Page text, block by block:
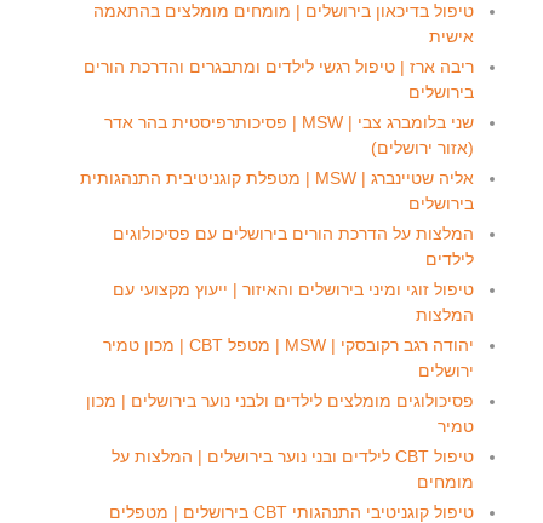
טיפול בדיכאון בירושלים | מומחים מומלצים בהתאמה
אישית
ריבה ארז | טיפול רגשי לילדים ומתבגרים והדרכת הורים
בירושלים
שני בלומברג צבי | MSW | פסיכותרפיסטית בהר אדר
(אזור ירושלים)
אליה שטיינברג | MSW | מטפלת קוגניטיבית התנהגותית
בירושלים
המלצות על הדרכת הורים בירושלים עם פסיכולוגים
לילדים
טיפול זוגי ומיני בירושלים והאיזור | ייעוץ מקצועי עם
המלצות
יהודה רגב רקובסקי | MSW | מטפל CBT | מכון טמיר
ירושלים
פסיכולוגים מומלצים לילדים ולבני נוער בירושלים | מכון
טמיר
טיפול CBT לילדים ובני נוער בירושלים | המלצות על
מומחים
טיפול קוגניטיבי התנהגותי CBT בירושלים | מטפלים